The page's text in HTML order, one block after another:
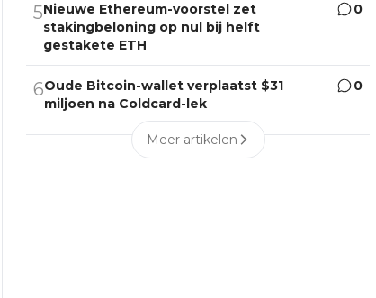
5Nieuwe Ethereum-voorstel zet
stakingbeloning op nul bij helft
gestakete ETH
0
6Oude Bitcoin-wallet verplaatst $31
miljoen na Coldcard-lek
0
Meer artikelen